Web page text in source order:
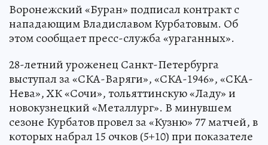
Воронежский «Буран» подписал контракт с
нападающим Владиславом Курбатовым. Об
этом сообщает пресс-служба «ураганных».
28-летний уроженец Санкт-Петербурга
выступал за «СКА-Варяги», «СКА-1946», «СКА-
Нева», ХК «Сочи», тольяттинскую «Ладу» и
новокузнецкий «Металлург». В минувшем
сезоне Курбатов провел за «Кузню» 77 матчей, в
которых набрал 15 очков (5+10) при показателе